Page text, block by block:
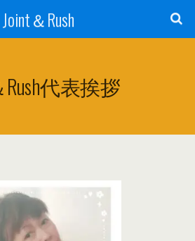
Joint＆Rush
Rush代表挨拶